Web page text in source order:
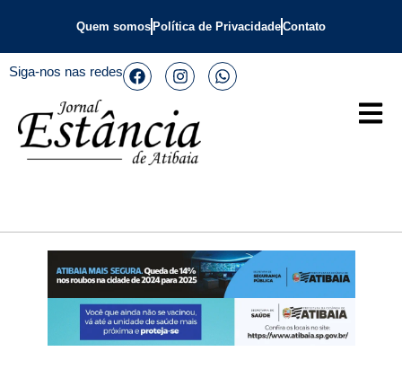
Quem somos Política de PrivacidadeContato
Siga-nos nas redes